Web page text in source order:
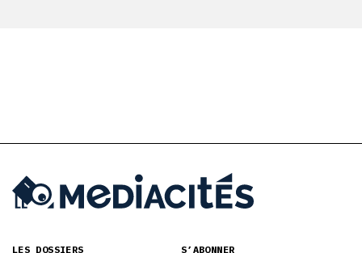
LES DOSSIERS S’ABONNER